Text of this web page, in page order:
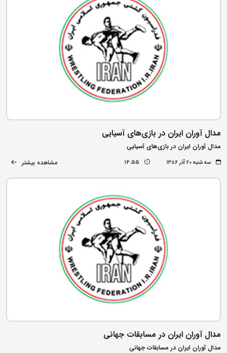
مدال آوران ایران در بازی‌های آسیایی
مدال آوران ایران در بازی‌های آسیایی
سه شنبه ۲۰ آذر ۱۳۸۶ 14:55 مشاهده بیشتر
مدال آوران ایران در مسابقات جهانی
مدال آوران ایران در مسابقات جهانی